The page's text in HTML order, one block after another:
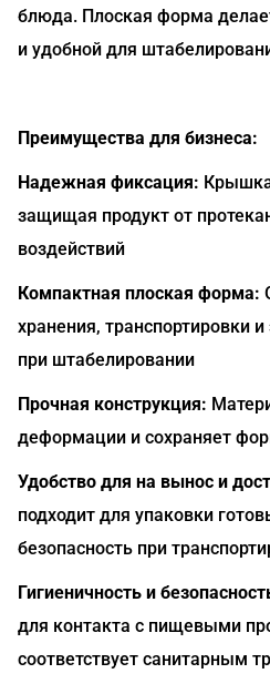
блюда. Плоская форма
и удобной для
Преимущества для бизнеса:
Надежная фиксация:
защищая продукт от
воздействий
Компактная плоская форма:
хранения, транспортировки
при штабелировании
Прочная конструкция:
деформации и сохраняет
Удобство для на вынос и
подходит для упаковки
безопасность при
Гигиеничность и
для контакта с пищевыми
соответствует санитарным